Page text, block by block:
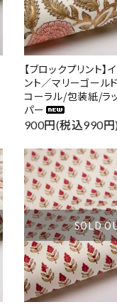
【ブロックプリント
ント／マリーゴール
コーラル/包装紙/ラ
パー
900円(税込990円)
SOLD